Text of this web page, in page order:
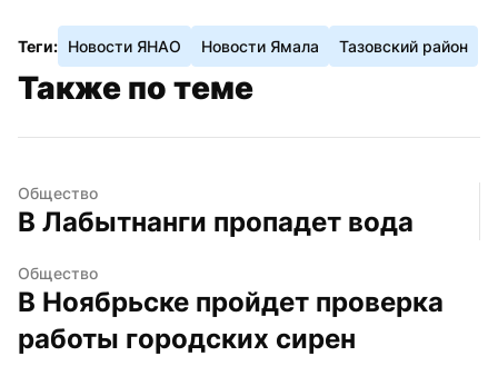
Теги: Новости ЯНАО Новости Ямала Тазовский район
Также по теме
Общество
В Лабытнанги пропадет вода
Общество
В Ноябрьске пройдет проверка
работы городских сирен